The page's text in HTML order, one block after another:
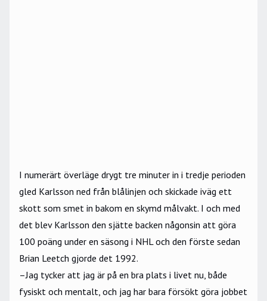
I numerärt överläge drygt tre minuter in i tredje perioden
gled Karlsson ned från blålinjen och skickade iväg ett
skott som smet in bakom en skymd målvakt. I och med
det blev Karlsson den sjätte backen någonsin att göra
100 poäng under en säsong i NHL och den förste sedan
Brian Leetch gjorde det 1992.
–Jag tycker att jag är på en bra plats i livet nu, både
fysiskt och mentalt, och jag har bara försökt göra jobbet